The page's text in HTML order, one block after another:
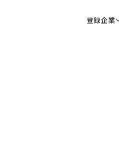
登録企業